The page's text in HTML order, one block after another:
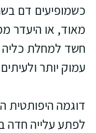
כשמופיעים דם
מאוד, או היעדר
חשד למחלת כליה
עמוק יותר
דוגמה
לפתע עלייה חדה